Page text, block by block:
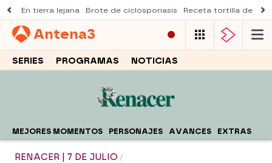
En tierra lejana Brote de ciclosporiasis Receta tortilla de
Antena3
SERIES PROGRAMAS NOTICIAS
MEJORES MOMENTOS PERSONAJES AVANCES EXTRAS
RENACER | 7 DE JULIO